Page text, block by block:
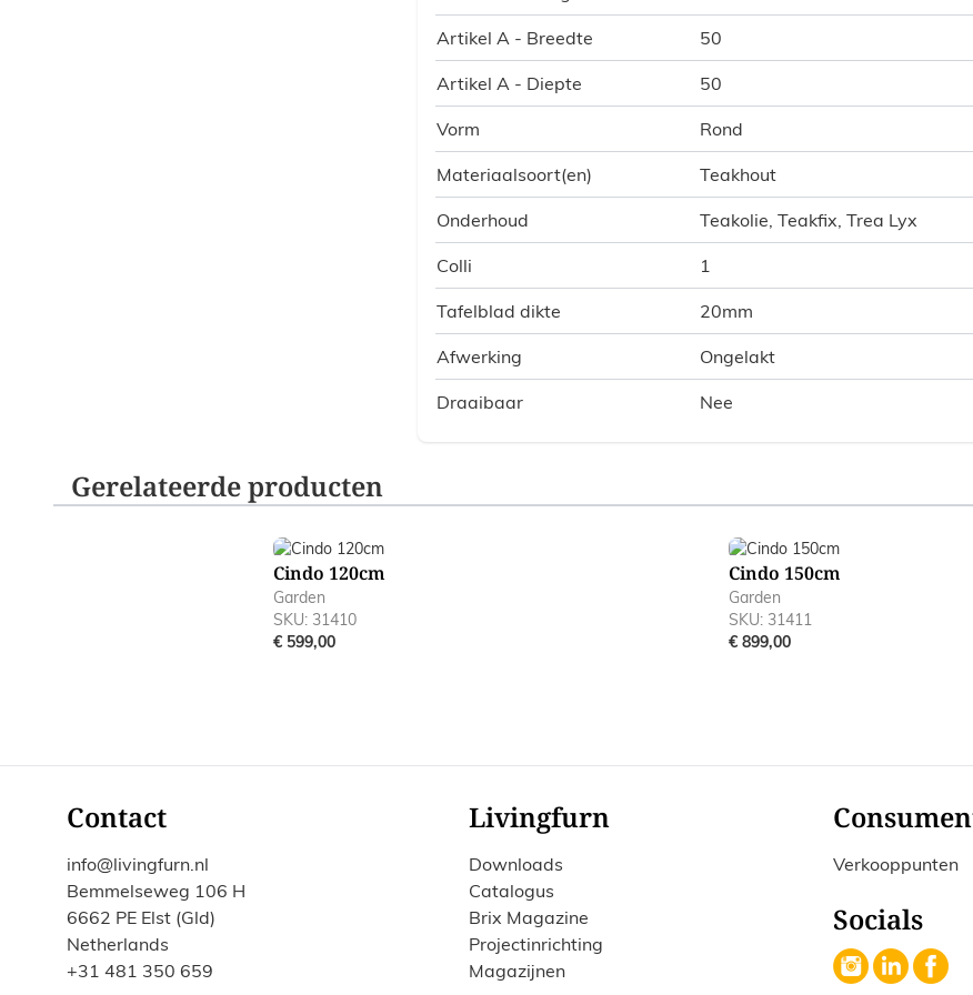
Artikel A - Breedte 50
Artikel A - Diepte 50
Vorm Rond
Materiaalsoort(en) Teakhout
Onderhoud Teakolie, Teakfix, Trea Lyx
Colli 1
Tafelblad dikte 20mm
Afwerking Ongelakt
Draaibaar Nee
Gerelateerde producten
Navigating through the elements of the carousel is possible using the tab key. You can skip the carousel or go
Cindo 120cm
Garden
SKU: 31410
€ 599,00
Cindo 150cm
Garden
SKU: 31411
€ 899,00
Contact
info@livingfurn.nl
Bemmelseweg 106 H
6662 PE Elst (Gld)
Netherlands
+31 481 350 659
Livingfurn
Downloads
Catalogus
Brix Magazine
Projectinrichting
Magazijnen
Verkooppunten
Socials